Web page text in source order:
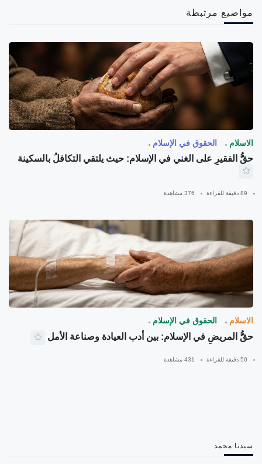
مواضيع مرتبطة
الاسلام الحقوق في الإسلام
حقُّ الفقيرِ على الغني في الإسلام: حيث يلتقي التكافلُ بالسكينة
89 دقيقة للقراءة 376 مشاهدة
الاسلام الحقوق في الإسلام
حقُّ المريضِ في الإسلام: بين أدب العيادة وصناعة الأمل
50 دقيقة للقراءة 431 مشاهدة
سيدنا محمد